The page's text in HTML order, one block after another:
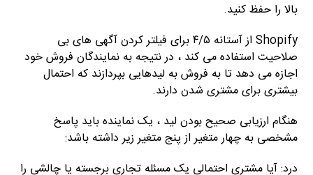
بالا را حفظ کنید.
Shopify از آستانه ۴/۵ برای فیلتر کردن آگهی های بی
صلاحیت استفاده می کند ، در نتیجه به نمایندگان فروش خود
اجازه می دهد تا به فروش به لیدهایی بپردازند که احتمال
بیشتری برای مشتری شدن دارند.
هنگام ارزیابی صحیح بودن لید ، یک نماینده باید پاسخ
مشخصی به چهار متغیر از پنج متغیر زیر داشته باشد:
درد: آیا مشتری احتمالی یک مسئله تجاری برجسته یا چالشی را